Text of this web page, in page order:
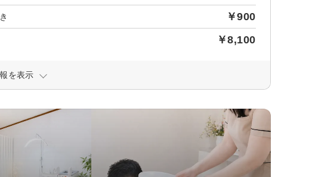
￥900
￥8,100
を表示